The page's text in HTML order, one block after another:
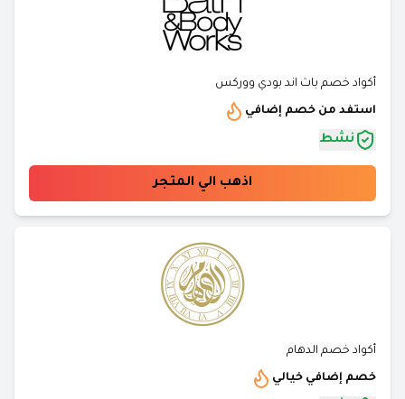
أكواد خصم باث اند بودي ووركس
استفد من خصم إضافي
نشط
اذهب الي المتجر
أكواد خصم الدهام
خصم إضافي خيالي